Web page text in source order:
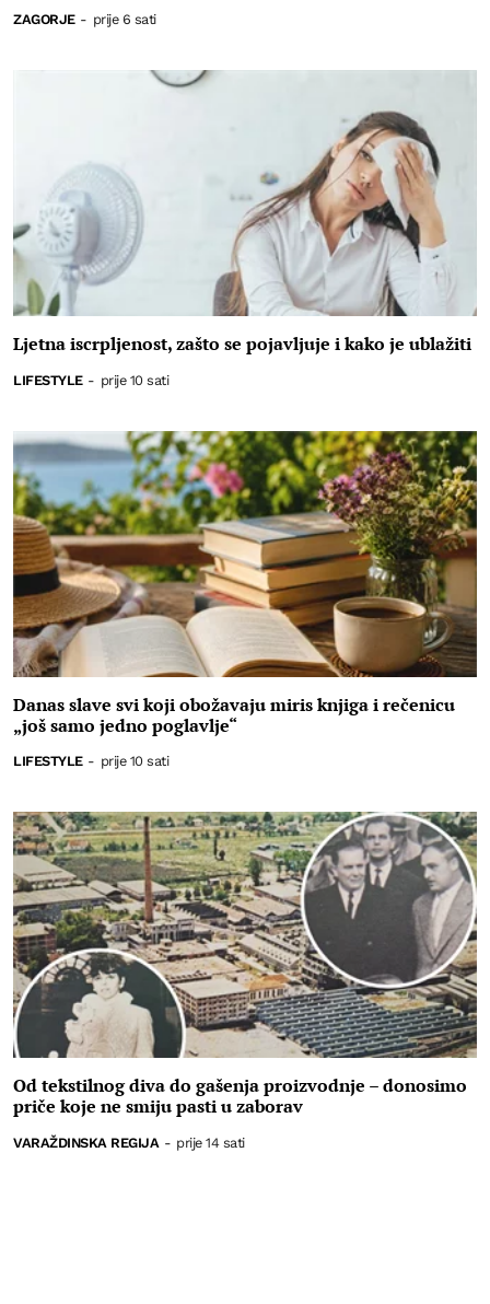
ZAGORJE - prije 6 sati
Ljetna iscrpljenost, zašto se pojavljuje i kako je ublažiti
LIFESTYLE - prije 10 sati
Danas slave svi koji obožavaju miris knjiga i rečenicu
„još samo jedno poglavlje“
LIFESTYLE - prije 10 sati
Od tekstilnog diva do gašenja proizvodnje – donosimo
priče koje ne smiju pasti u zaborav
VARAŽDINSKA REGIJA - prije 14 sati